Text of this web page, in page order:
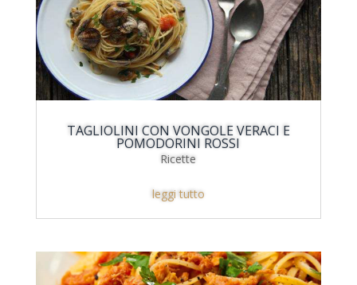
TAGLIOLINI CON VONGOLE VERACI E
POMODORINI ROSSI
Ricette
leggi tutto